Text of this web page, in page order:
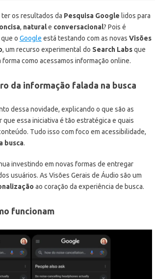
ter os resultados da Pesquisa Google lidos para
, naturale conversacional? Pois é
o Google está testando com as novas Visões
, um recurso experimental do Search Labsque
forma como acessamos informação online.
da informação falada na busca
dessa novidade, explicando o que são as
essa iniciativa é tão estratégica e quais
Tudo isso com foco em acessibilidade,
busca.
investindo em novas formas de entregar
usuários. As Visões Gerais de Áudio são um
ao coração da experiência de busca.
funcionam